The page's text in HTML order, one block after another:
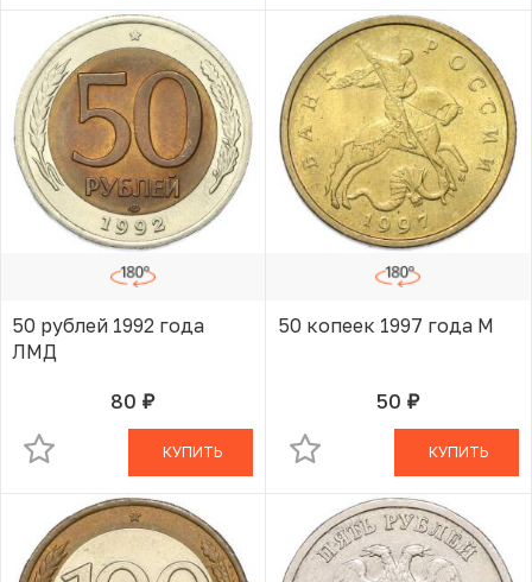
50 рублей 1992 года
ЛМД
80 руб.В КОРЗИНЕ
КУПИТЬ
50 копеек 1997 года М
50 руб.В КОРЗИНЕ
КУПИТЬ